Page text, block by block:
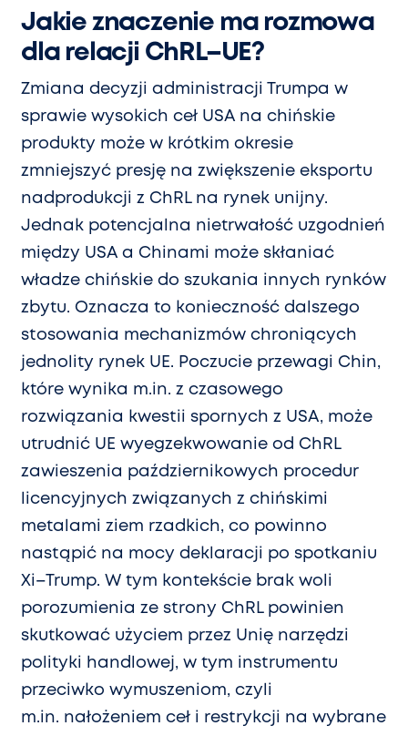
Jakie znaczenie ma rozmowa
dla relacji ChRL–UE?
Zmiana decyzji administracji Trumpa w
sprawie wysokich ceł USA na chińskie
produkty może w krótkim okresie
zmniejszyć presję na zwiększenie eksportu
nadprodukcji z ChRL na rynek unijny.
Jednak potencjalna nietrwałość uzgodnień
między USA a Chinami może skłaniać
władze chińskie do szukania innych rynków
zbytu. Oznacza to konieczność dalszego
stosowania mechanizmów chroniących
jednolity rynek UE. Poczucie przewagi Chin,
które wynika m.in. z czasowego
rozwiązania kwestii spornych z USA, może
utrudnić UE wyegzekwowanie od ChRL
zawieszenia październikowych procedur
licencyjnych związanych z chińskimi
metalami ziem rzadkich, co powinno
nastąpić na mocy deklaracji po spotkaniu
Xi–Trump. W tym kontekście brak woli
porozumienia ze strony ChRL powinien
skutkować użyciem przez Unię narzędzi
polityki handlowej, w tym instrumentu
przeciwko wymuszeniom, czyli
m.in. nałożeniem ceł i restrykcji na wybrane